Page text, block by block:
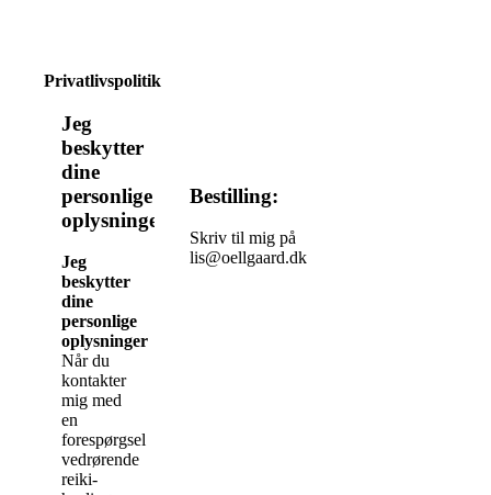
Privatlivspolitik
Jeg
beskytter
dine
personlige
oplysninger
Jeg
beskytter
dine
personlige
oplysninger
Når du
kontakter
mig med
en
forespørgsel
vedrørende
reiki-
Bestilling:
Skriv til mig på
lis@oellgaard.dk